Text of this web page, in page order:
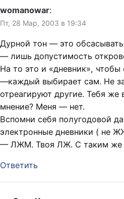
womanowar:
Пт, 28 Мар, 2003 в 19:34
Дурной тон — это
— лишь допустимость
На то это и «дневник»,
—каждый выбирает сам. Не
отреагируют другие. Тебя же
мнение? Меня — нет.
Вспомни себя полугодовой
электронные дневники ( не
— ЛЖМ. Твоя ЛЖ. С таким же
Ответить